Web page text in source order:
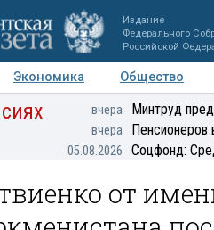
Издание
Федерального
Российской
Экономика Общество
Персоны Мнения
вчера Минтруд
вчера Пенсионеров
05.08.2026 Соцфонд:
от